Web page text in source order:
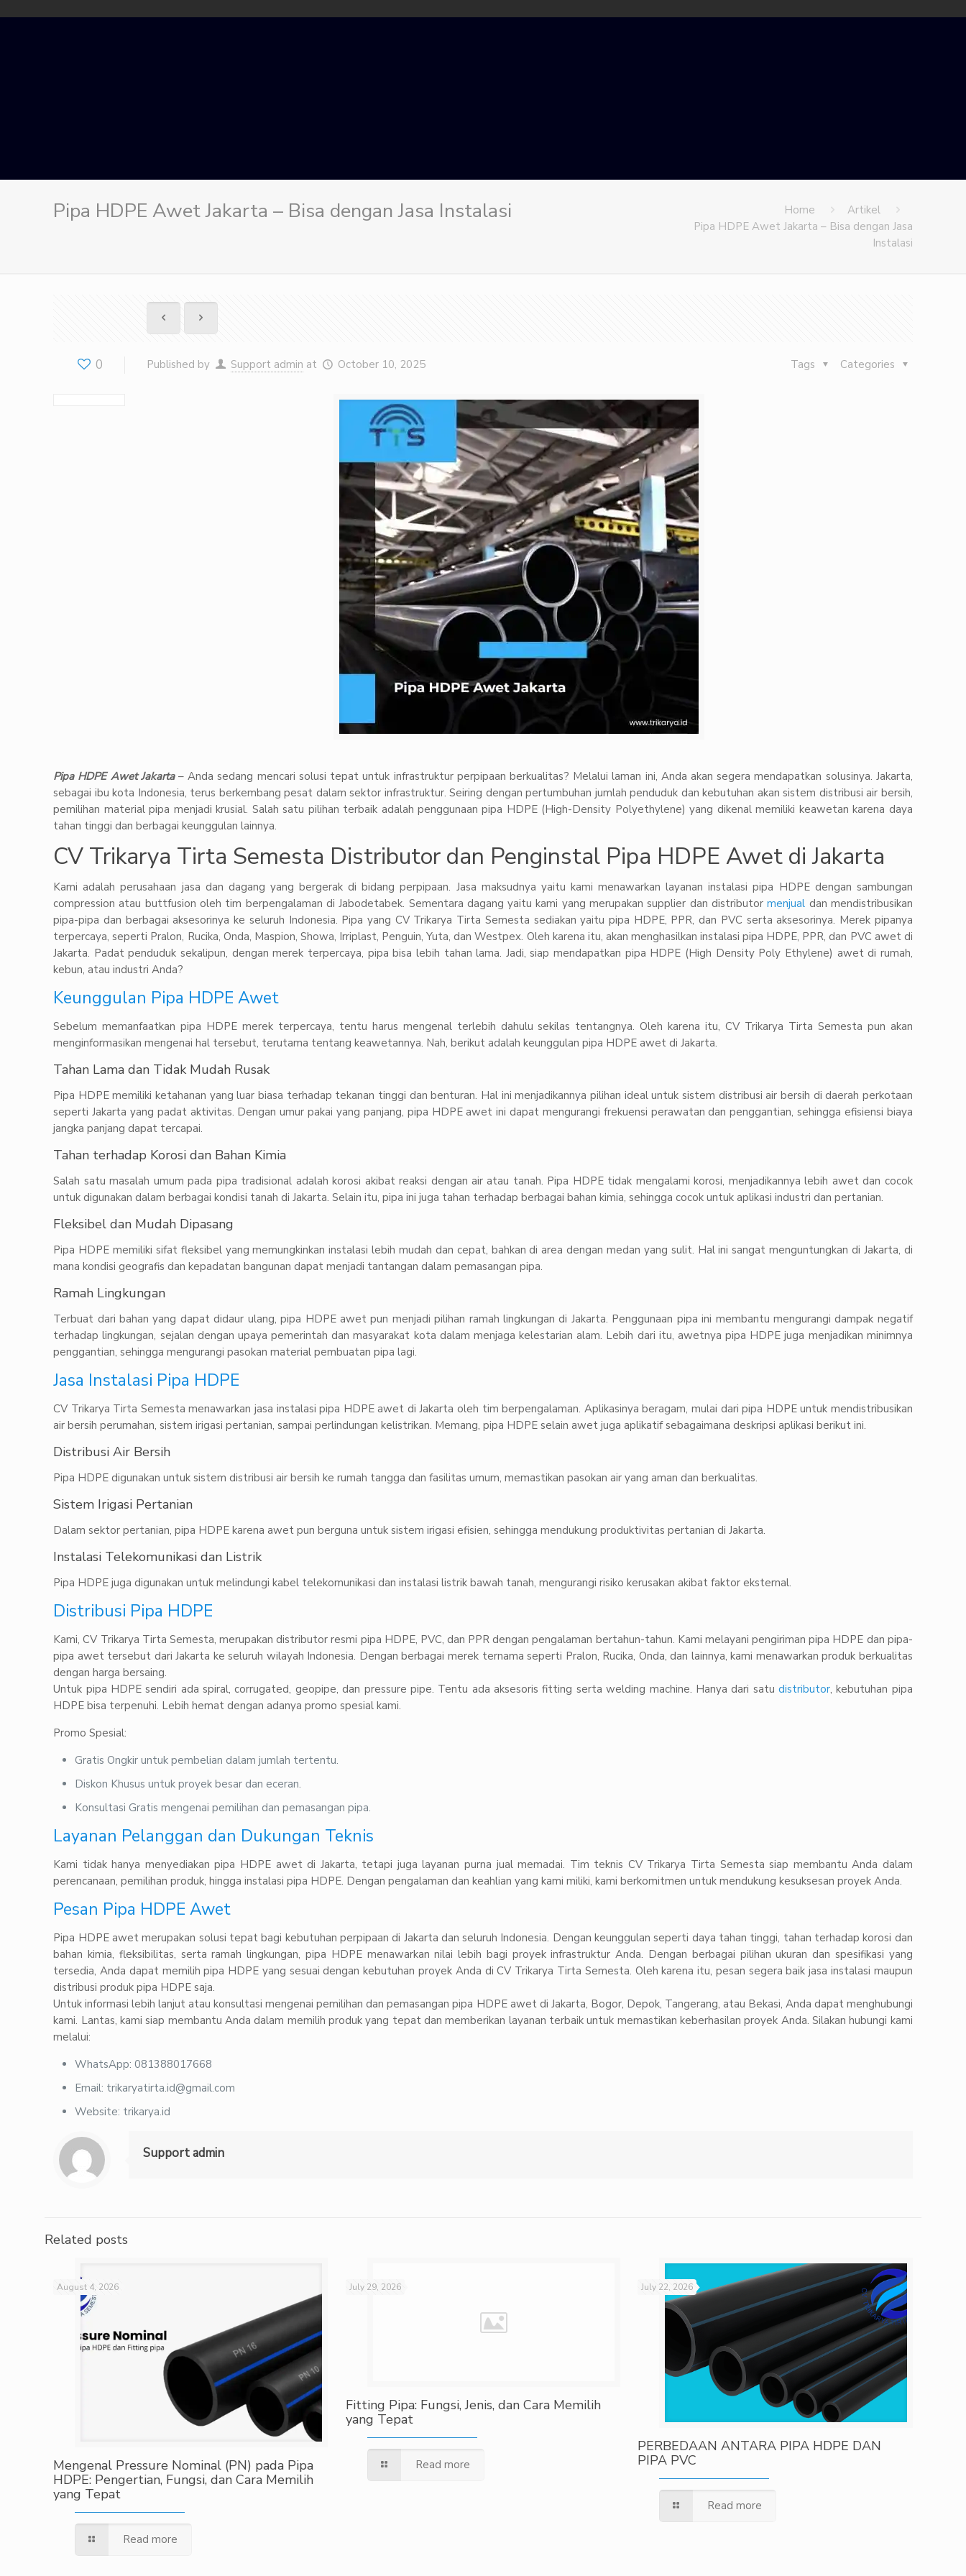
Pipa HDPE Awet Jakarta – Bisa dengan Jasa Instalasi Home
Artikel
Pipa HDPE Awet Jakarta – Bisa dengan Jasa
Instalasi
0 Published by Support admin at October 10, 2025 Categories
Tags
Pipa HDPE Awet Jakarta– Anda sedang mencari solusi tepat untuk infrastruktur perpipaan berkualitas? Melalui laman ini, Anda akan segera mendapatkan solusinya. Jakarta,
sebagai ibu kota Indonesia, terus berkembang pesat dalam sektor infrastruktur. Seiring dengan pertumbuhan jumlah penduduk dan kebutuhan akan sistem distribusi air bersih,
pemilihan material pipa menjadi krusial. Salah satu pilihan terbaik adalah penggunaan pipa HDPE (High-Density Polyethylene) yang dikenal memiliki keawetan karena daya
tahan tinggi dan berbagai keunggulan lainnya.
CV Trikarya Tirta Semesta Distributor dan Penginstal Pipa HDPE Awet di Jakarta
Kami adalah perusahaan jasa dan dagang yang bergerak di bidang perpipaan. Jasa maksudnya yaitu kami menawarkan layanan instalasi pipa HDPE dengan sambungan
compression atau buttfusion oleh tim berpengalaman di Jabodetabek. Sementara dagang yaitu kami yang merupakan supplier dan distributormenjual dan mendistribusikan
pipa-pipa dan berbagai aksesorinya ke seluruh Indonesia. Pipa yang CV Trikarya Tirta Semesta sediakan yaitu pipa HDPE, PPR, dan PVC serta aksesorinya. Merek pipanya
terpercaya, seperti Pralon, Rucika, Onda, Maspion, Showa, Irriplast, Penguin, Yuta, dan Westpex. Oleh karena itu, akan menghasilkan instalasi pipa HDPE, PPR, dan PVC awet di
Jakarta. Padat penduduk sekalipun, dengan merek terpercaya, pipa bisa lebih tahan lama. Jadi, siap mendapatkan pipa HDPE (High Density Poly Ethylene) awet di rumah,
kebun, atau industri Anda?
Keunggulan Pipa HDPE Awet
Sebelum memanfaatkan pipa HDPE merek terpercaya, tentu harus mengenal terlebih dahulu sekilas tentangnya. Oleh karena itu, CV Trikarya Tirta Semesta pun akan
menginformasikan mengenai hal tersebut, terutama tentang keawetannya. Nah, berikut adalah keunggulan pipa HDPE awet di Jakarta.
Tahan Lama dan Tidak Mudah Rusak
Pipa HDPE memiliki ketahanan yang luar biasa terhadap tekanan tinggi dan benturan. Hal ini menjadikannya pilihan ideal untuk sistem distribusi air bersih di daerah perkotaan
seperti Jakarta yang padat aktivitas. Dengan umur pakai yang panjang, pipa HDPE awet ini dapat mengurangi frekuensi perawatan dan penggantian, sehingga efisiensi biaya
jangka panjang dapat tercapai.
Tahan terhadap Korosi dan Bahan Kimia
Salah satu masalah umum pada pipa tradisional adalah korosi akibat reaksi dengan air atau tanah. Pipa HDPE tidak mengalami korosi, menjadikannya lebih awet dan cocok
untuk digunakan dalam berbagai kondisi tanah di Jakarta. Selain itu, pipa ini juga tahan terhadap berbagai bahan kimia, sehingga cocok untuk aplikasi industri dan pertanian.
Fleksibel dan Mudah Dipasang
Pipa HDPE memiliki sifat fleksibel yang memungkinkan instalasi lebih mudah dan cepat, bahkan di area dengan medan yang sulit. Hal ini sangat menguntungkan di Jakarta, di
mana kondisi geografis dan kepadatan bangunan dapat menjadi tantangan dalam pemasangan pipa.
Ramah Lingkungan
Terbuat dari bahan yang dapat didaur ulang, pipa HDPE awet pun menjadi pilihan ramah lingkungan di Jakarta. Penggunaan pipa ini membantu mengurangi dampak negatif
terhadap lingkungan, sejalan dengan upaya pemerintah dan masyarakat kota dalam menjaga kelestarian alam. Lebih dari itu, awetnya pipa HDPE juga menjadikan minimnya
penggantian, sehingga mengurangi pasokan material pembuatan pipa lagi.
Jasa Instalasi Pipa HDPE
CV Trikarya Tirta Semesta menawarkan jasa instalasi pipa HDPE awet di Jakarta oleh tim berpengalaman. Aplikasinya beragam, mulai dari pipa HDPE untuk mendistribusikan
air bersih perumahan, sistem irigasi pertanian, sampai perlindungan kelistrikan. Memang, pipa HDPE selain awet juga aplikatif sebagaimana deskripsi aplikasi berikut ini.
Distribusi Air Bersih
Pipa HDPE digunakan untuk sistem distribusi air bersih ke rumah tangga dan fasilitas umum, memastikan pasokan air yang aman dan berkualitas.
Sistem Irigasi Pertanian
Dalam sektor pertanian, pipa HDPE karena awet pun berguna untuk sistem irigasi efisien, sehingga mendukung produktivitas pertanian di Jakarta.
Instalasi Telekomunikasi dan Listrik
Pipa HDPE juga digunakan untuk melindungi kabel telekomunikasi dan instalasi listrik bawah tanah, mengurangi risiko kerusakan akibat faktor eksternal.
Distribusi Pipa HDPE
Kami, CV Trikarya Tirta Semesta, merupakan distributor resmi pipa HDPE, PVC, dan PPR dengan pengalaman bertahun-tahun. Kami melayani pengiriman pipa HDPE dan pipa-
pipa awet tersebut dari Jakarta ke seluruh wilayah Indonesia. Dengan berbagai merek ternama seperti Pralon, Rucika, Onda, dan lainnya, kami menawarkan produk berkualitas
dengan harga bersaing.
Untuk pipa HDPE sendiri ada spiral, corrugated, geopipe, dan pressure pipe. Tentu ada aksesoris fitting serta welding machine. Hanya dari satudistributor, kebutuhan pipa
HDPE bisa terpenuhi. Lebih hemat dengan adanya promo spesial kami.
Promo Spesial:
Gratis Ongkir untuk pembelian dalam jumlah tertentu.
Diskon Khusus untuk proyek besar dan eceran.
Konsultasi Gratis mengenai pemilihan dan pemasangan pipa.
Layanan Pelanggan dan Dukungan Teknis
Kami tidak hanya menyediakan pipa HDPE awet di Jakarta, tetapi juga layanan purna jual memadai. Tim teknis CV Trikarya Tirta Semesta siap membantu Anda dalam
perencanaan, pemilihan produk, hingga instalasi pipa HDPE. Dengan pengalaman dan keahlian yang kami miliki, kami berkomitmen untuk mendukung kesuksesan proyek Anda.
Pesan Pipa HDPE Awet
Pipa HDPE awet merupakan solusi tepat bagi kebutuhan perpipaan di Jakarta dan seluruh Indonesia. Dengan keunggulan seperti daya tahan tinggi, tahan terhadap korosi dan
bahan kimia, fleksibilitas, serta ramah lingkungan, pipa HDPE menawarkan nilai lebih bagi proyek infrastruktur Anda. Dengan berbagai pilihan ukuran dan spesifikasi yang
tersedia, Anda dapat memilih pipa HDPE yang sesuai dengan kebutuhan proyek Anda di CV Trikarya Tirta Semesta. Oleh karena itu, pesan segera baik jasa instalasi maupun
distribusi produk pipa HDPE saja.
Untuk informasi lebih lanjut atau konsultasi mengenai pemilihan dan pemasangan pipa HDPE awet di Jakarta, Bogor, Depok, Tangerang, atau Bekasi, Anda dapat menghubungi
kami. Lantas, kami siap membantu Anda dalam memilih produk yang tepat dan memberikan layanan terbaik untuk memastikan keberhasilan proyek Anda. Silakan hubungi kami
melalui:
WhatsApp: 081388017668
Email: trikaryatirta.id@gmail.com
Website: trikarya.id
Support admin
Related posts
August 4, 2026
Mengenal Pressure Nominal (PN) pada Pipa
HDPE: Pengertian, Fungsi, dan Cara Memilih
yang Tepat
Read more
July 29, 2026
Fitting Pipa: Fungsi, Jenis, dan Cara Memilih
yang Tepat
Read more
July 22, 2026
PERBEDAAN ANTARA PIPA HDPE DAN
PIPA PVC
Read more